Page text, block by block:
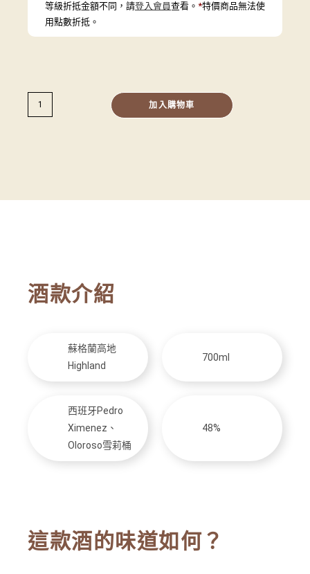
等級折抵金額不同，請登入會員查看。 *特價商品無法使
用點數折抵。
加入購物車
酒款介紹
蘇格蘭高地
Highland
700ml
西班牙Pedro
Ximenez、
Oloroso雪莉桶
48%
這款酒的味道如何？